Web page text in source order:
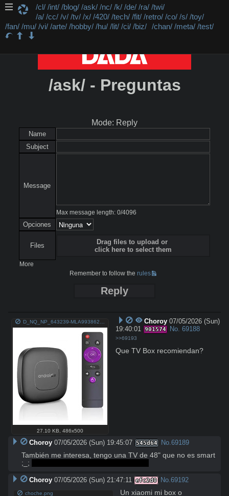
/cl/ /int/ /blog/ /ask/ /nc/ /k/ /de/ /ra/ /twi/
/a/ /cc/ /v/ /tv/ /x/ /420/ /tech/ /fit/ /retro/ /co/ /s/ /toy/
/fan/ /mu/ /vi/ /arte/ /hobby/ /hu/ /lit/ /ci/ /biz/ /chan/ /meta/ /test/
/ask/ - Preguntas
Mode: Reply
Name
Subject
Message
Max message length: 0/4096
Opciones
Files
Drag files to upload or
click here to select them
More
Remember to follow therules
Reply
27.10 KB ,486x500
Choroy 07/05/2026 (Sun)
19:40:01 901574 No. 69188
>>69193
Que TV Box recomiendan?
Choroy 07/05/2026 (Sun) 19:45:07 545d64 No.69189
También me interesa, tengo una TV de 48" que no es smart
;_;
Choroy 07/05/2026 (Sun) 21:47:11 efc2d0 No.69192
choche.png
Un xiaomi mi box o